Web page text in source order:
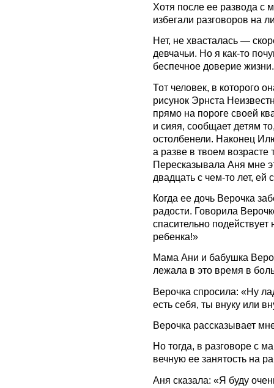
Хотя после ее развода с
избегали разговоров на
Нет, не хвасталась —
девчачьи. Но я как-то
беспечное доверие жизни.
Тот человек, в которого
рисунок Эрнста
прямо на пороге своей
и сияя, сообщает детям
остолбенели. Наконец
а разве в твоем возрасте
Пересказывала Аня мне
двадцать с чем-то лет, ей
Когда ее дочь Верочка
радости. Говорила
спасительно
ребенка!»
Мама Ани и бабушка
лежала в это время в
Верочка спросила: «Ну
есть себя, ты внуку или
Верочка рассказывает
Но тогда, в разговоре с
вечную ее занятость на
Аня сказала: «Я буду